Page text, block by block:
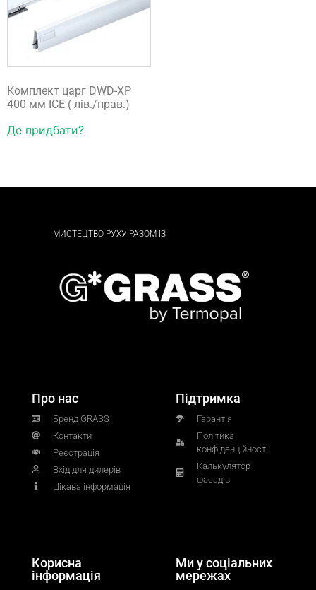
Комплект царг DWD-XP
400 мм ICE ( лів./прав.)
Де придбати?
МИСТЕЦТВО РУХУ РАЗОМ ІЗ
Про нас
Бренд GRASS
Контакти
Реєстрація
Вхід для дилерів
Цікава інформація
Підтримка
Гарантія
Політика
конфіденційності
Калькулятор
фасадів
Корисна
інформація
Ми у соціальних
мережах